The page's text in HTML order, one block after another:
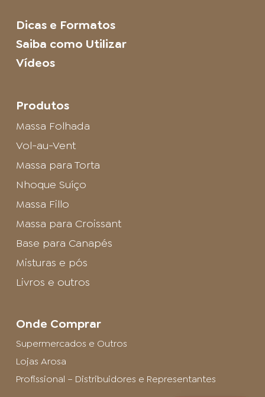
Dicas e Formatos
Saiba como Utilizar
Vídeos
Produtos
Massa Folhada
Vol-au-Vent
Massa para Torta
Nhoque Suíço
Massa Fillo
Massa para Croissant
Base para Canapés
Misturas e pós
Livros e outros
Onde Comprar
Supermercados e Outros
Lojas Arosa
Profissional – Distribuidores e Representantes